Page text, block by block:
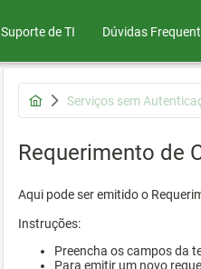
Suporte de TI Dúvidas
Serviços sem
Requerimento de
Aqui pode ser emitido o
Instruções:
Preencha os campos da
Para emitir um novo